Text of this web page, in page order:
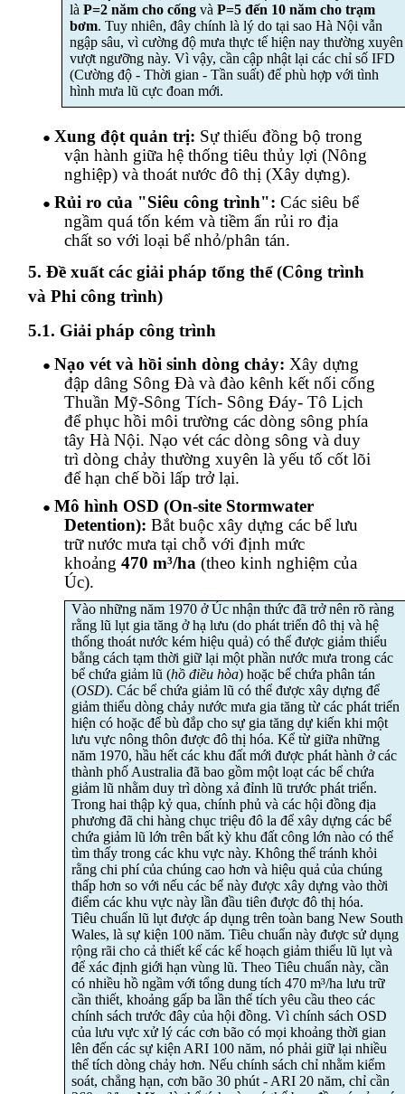
là P=2 năm cho cốngvà P=5 đến 10 năm cho trạm
bơm. Tuy nhiên, đây chính là lý do tại sao Hà Nội vẫn
ngập sâu, vì cường độ mưa thực tế hiện nay thường xuyên
vượt ngưỡng này. Vìvậy, cần cập nhật lại các chỉ số IFD
(Cường độ - Thời gian - Tần suất) để phù hợp với tình
hình mưa lũ cực đoan mới.
● Xung đột quản trị: Sự thiếu đồng bộ trong
vận hành giữa hệ thống tiêu thủy lợi (Nông
nghiệp) và thoát nước đô thị (Xây dựng).
● Rủi ro của "Siêu công trình": Các siêu bể
ngầm quá tốn kém và tiềm ẩn rủi ro địa
chất so với loại bể nhỏ/phân tán.
5. Đề xuất các giải pháp tổng thể (Công trình
và Phi công trình)
5.1. Giải pháp công trình
● Nạo vét và hồi sinh dòng chảy: Xây dựng
đập dâng Sông Đà và đào kênh kết nối cống
Thuần Mỹ-Sông Tích- Sông Đáy- Tô Lịch
đểphục hồi môi trường các dòng sông phía
tây Hà Nội. Nạo vét các dòng sông và duy
trì dòng chảy thường xuyên là yếu tố cốt lõi
để hạn chế bồi lấp trở lại.
● Mô hình OSD (On-site Stormwater
Detention): Bắt buộc xây dựng các bể lưu
trữ nước mưa tại chỗ với định mức
khoảng 470 m³/ha (theo kinh nghiệm của
Úc).
Vào những năm 1970 ở Úc nhận thức đã trở nên rõ ràng
rằng lũ lụt gia tăng ở hạ lưu (do phát triển đô thị và hệ
thống thoát nước kém hiệu quả) có thể được giảm thiểu
bằng cách tạm thời giữ lại một phần nước mưa trong các
bể chứa giảm lũ (hồ điều hòa) hoặc bể chứa phân tán
(OSD). Các bể chứa giảm lũ có thể được xây dựng để
giảm thiểu dòng chảy nước mưa gia tăng từ các phát triển
hiện có hoặc để bù đắp cho sự gia tăng dự kiến khi một
lưu vực nông thôn được đô thị hóa. Kể từ giữa những
năm 1970, hầu hết các khu đất mới được phát hành ở các
thành phố Australia đã bao gồm một loạt các bể chứa
giảm lũ nhằm duy trì dòng xả đỉnh lũ trước phát triển.
Trong hai thập kỷ qua, chính phủ và các hội đồng địa
phương đã chi hàng chục triệu đô la để xây dựng các bể
chứa giảm lũ lớn trên bất kỳ khu đất công lớn nào có thể
tìm thấy trong các khu vực này. Không thể tránh khỏi
rằng chi phí của chúng cao hơn và hiệu quả của chúng
thấp hơn so với nếu các bể này được xây dựng vào thời
điểm các khu vực này lần đầu tiên được đô thị hóa.
Tiêu chuẩn lũ lụt được áp dụng trên toàn bang New South
Wales, là sự kiện 100 năm. Tiêu chuẩn này được sử dụng
rộng rãi cho cả thiết kế các kế hoạch giảm thiểu lũ lụt và
để xác định giới hạn vùng lũ. Theo Tiêu chuẩn này, cần
có nhiều hồ ngầm với tổng dung tích 470 m³/ha lưu trữ
cần thiết, khoảng gấp ba lần thể tích yêu cầu theo các
chính sách trước đây của hội đồng. Vì chính sách OSD
của lưu vực xử lý các cơn bão có mọi khoảng thời gian
lên đến các sự kiện ARI 100 năm, nó phải giữ lại nhiều
thể tích dòng chảy hơn. Nếu chính sách chỉ nhằm kiểm
soát, chẳng hạn, cơn bão 30 phút - ARI 20 năm, chỉ cần